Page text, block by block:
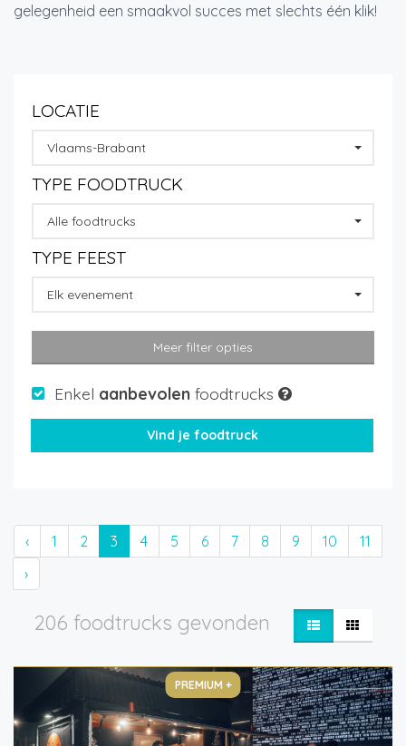
gelegenheid een smaakvol succes met slechts één klik!
LOCATIE
Vlaams-Brabant
TYPE FOODTRUCK
Alle foodtrucks
TYPE FEEST
Elk evenement
Meer filter opties
Enkel aanbevolen foodtrucks
‹ 1 2 3 4 5 6 7 8 9 10
11
›
206 foodtrucks gevonden
PREMIUM +